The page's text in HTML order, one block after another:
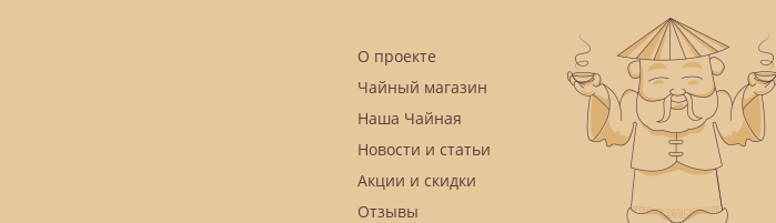
О проекте
Чайный магазин
Наша Чайная
Новости и статьи
Акции и скидки
Отзывы